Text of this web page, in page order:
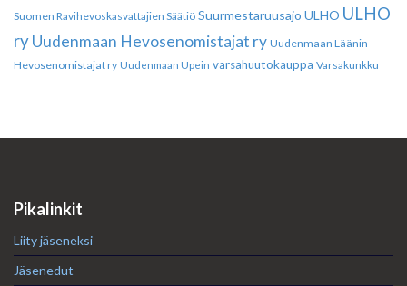
Suomen Ravihevoskasvattajien Säätiö Suurmestaruusajo ULHO ULHO
ryUudenmaan Hevosenomistajat ry Uudenmaan Läänin
Hevosenomistajat ry Uudenmaan Upein varsahuutokauppa Varsakunkku
Pikalinkit
Liity jäseneksi
Jäsenedut